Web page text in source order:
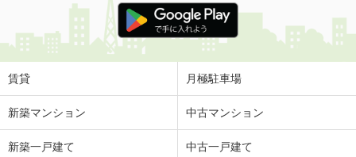
賃貸 月極駐車場
新築マンション 中古マンション
新築一戸建て 中古一戸建て